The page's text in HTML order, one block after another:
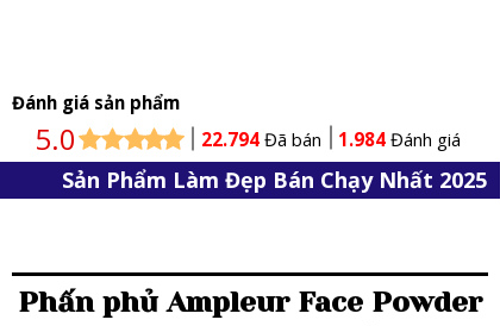
Đánh giá sản phẩm
5.0 22.794 Đã bán 1.984 Đánh giá
Sản Phẩm Làm Đẹp Bán Chạy Nhất 2025
Phấn phủ Ampleur Face Powder